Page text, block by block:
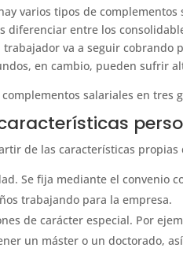
varios tipos de
diferenciar entre los
va a seguir cobrando
en cambio, pueden sufrir
salariales en tres
de las características
Se fija mediante el convenio
trabajando para la empresa.
de carácter especial. Por
un máster o un doctorado,